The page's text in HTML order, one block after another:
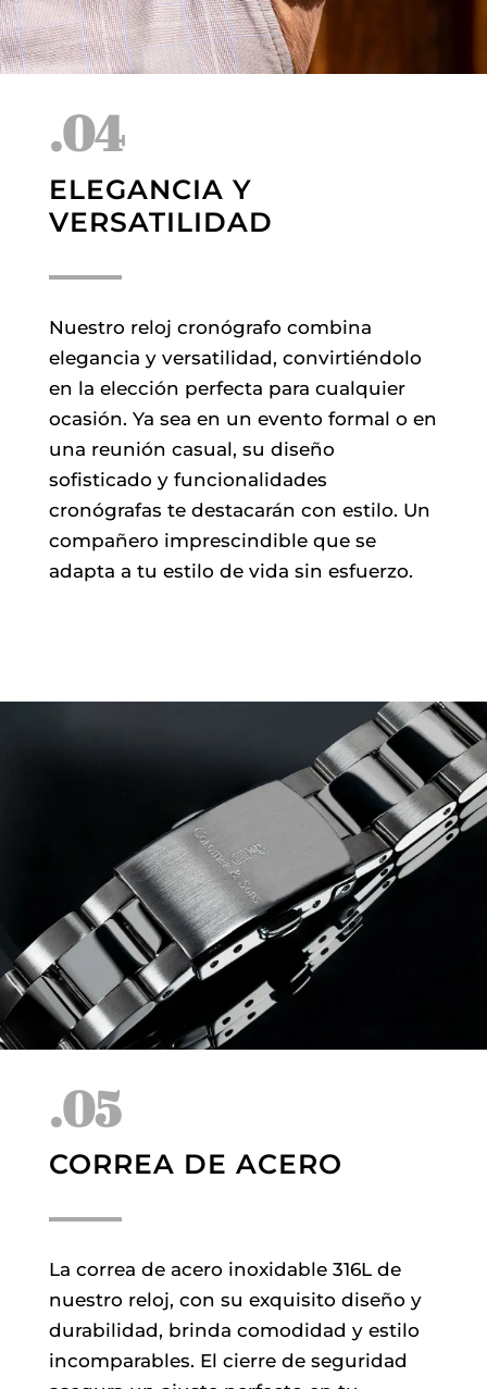
.04
ELEGANCIA Y
VERSATILIDAD
Nuestro reloj cronógrafo combina
elegancia y versatilidad, convirtiéndolo
en la elección perfecta para cualquier
ocasión. Ya sea en un evento formal o en
una reunión casual, su diseño
sofisticado y funcionalidades
cronógrafas te destacarán con estilo. Un
compañero imprescindible que se
adapta a tu estilo de vida sin esfuerzo.
.05
CORREA DE ACERO
La correa de acero inoxidable 316L de
nuestro reloj, con su exquisito diseño y
durabilidad, brinda comodidad y estilo
incomparables. El cierre de seguridad